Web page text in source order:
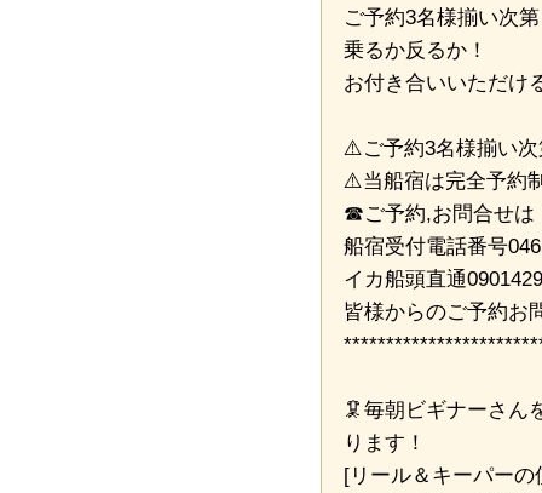
ご予約3名様揃い次
乗るか反るか！
お付き合いいただけ
⚠️ご予約3名様揃い次
⚠️当船宿は完全予約
☎ご予約,お問合せは
船宿受付電話番号
イカ船頭直通
皆様からのご予約お
🦑毎朝ビギナーさん
ります！
[リール＆キーパー